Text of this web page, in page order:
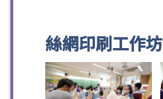
絲網印刷工作坊